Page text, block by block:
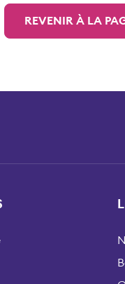
REVENIR À LA